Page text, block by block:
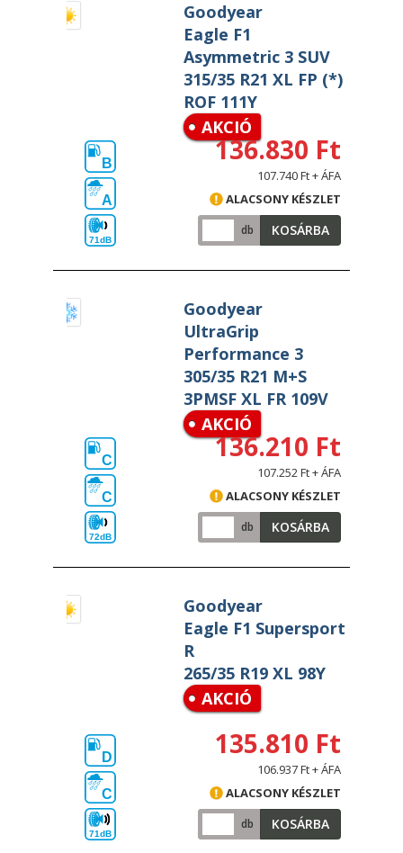
Goodyear
Eagle F1
Asymmetric 3 SUV
315/35 R21 XL FP (*)
ROF 111Y
AKCIÓ
B
A
71dB
136.830 Ft
107.740 Ft + ÁFA
ALACSONY KÉSZLET
db KOSÁRBA
Goodyear
UltraGrip
Performance 3
305/35 R21 M+S
3PMSF XL FR 109V
AKCIÓ
C
C
72dB
136.210 Ft
107.252 Ft + ÁFA
ALACSONY KÉSZLET
db KOSÁRBA
Goodyear
Eagle F1 Supersport
R
265/35 R19 XL 98Y
AKCIÓ
D
C
71dB
135.810 Ft
106.937 Ft + ÁFA
ALACSONY KÉSZLET
db KOSÁRBA